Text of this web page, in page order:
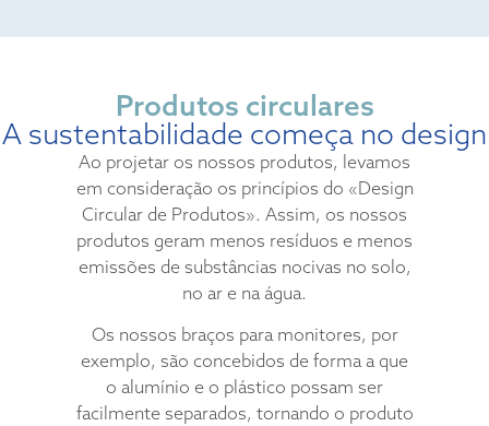
Produtos circulares
A sustentabilidade começa no design
Ao projetar os nossos produtos, levamos
em consideração os princípios do «Design
Circular de Produtos». Assim, os nossos
produtos geram menos resíduos e menos
emissões de substâncias nocivas no solo,
no ar e na água.
Os nossos braços para monitores, por
exemplo, são concebidos de forma a que
o alumínio e o plástico possam ser
facilmente separados, tornando o produto